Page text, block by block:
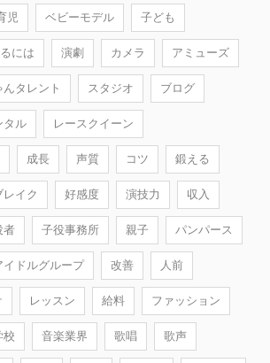
児 ベビーモデル 子ども
には 演劇 カメラ アミューズ
タレント スタジオ ブログ
タル レースクイーン
成長 声質 コツ 鍛える
レイク 好感度 演技力 収入
者 子役事務所 親子 パンパース
イドルグループ 改善 人前
レッスン 給料 ファッション
校 音楽業界 歌唱 歌声